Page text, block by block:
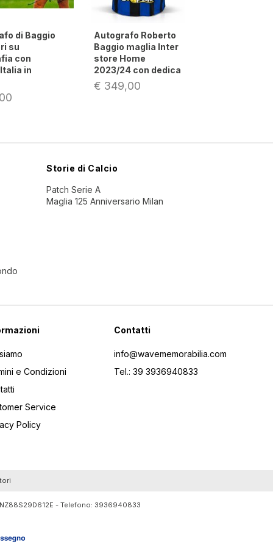
Roberto
maglia Inter
Home
24 con dedica
Autografo di
Roberto Baggio su
fotografia con
maglia Juventus
€ 119,00
Storie di Calcio
Patch Serie A
Maglia 125 Anniversario Milan
e Condizioni
Service
Policy
Contatti
info@wavememorabilia.com
Tel.: 39 3936940833
- Telefono: 3936940833